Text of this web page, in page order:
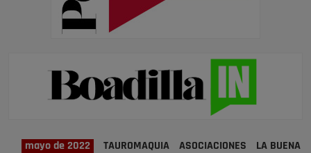
mayo de 2022 TAUROMAQUIA ASOCIACIONES LA BUENA